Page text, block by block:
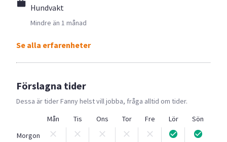
Hundvakt
Mindre än 1 månad
Se alla erfarenheter
Förslagna tider
Dessa är tiderFannyhelst vill jobba, fråga alltid om tider.
Mån
Tis Ons Tor Fre Lör
Sön
Morgon